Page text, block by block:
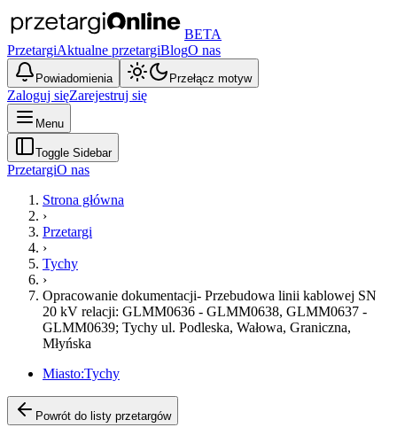
BETA
PrzetargiAktualne przetargiBlogO nas
Powiadomienia Przełącz motyw
Zaloguj sięZarejestruj się
Menu
Toggle Sidebar
PrzetargiO nas
Strona główna
›
Przetargi
›
Tychy
›
Opracowanie dokumentacji- Przebudowa linii kablowej SN
20 kV relacji: GLMM0636 - GLMM0638, GLMM0637 -
GLMM0639; Tychy ul. Podleska, Wałowa, Graniczna,
Młyńska
Miasto:Tychy
Powrót do listy przetargów